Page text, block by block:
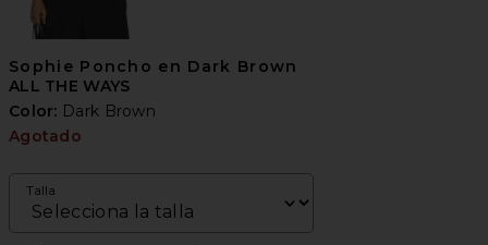
Sophie Poncho en Dark Brown
ALL THE WAYS
Color: Dark Brown
Agotado
Talla